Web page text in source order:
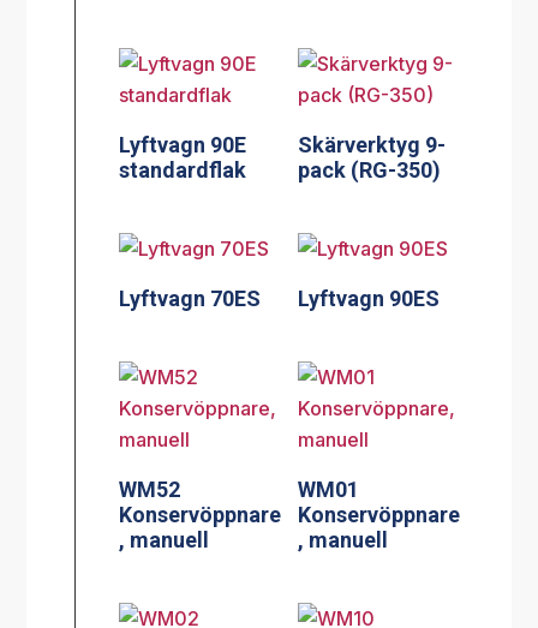
Lyftvagn 90E
standardflak
Skärverktyg 9-
pack (RG-350)
Lyftvagn 70ES Lyftvagn 90ES
WM52
Konservöppnare
, manuell
WM01
Konservöppnare
, manuell